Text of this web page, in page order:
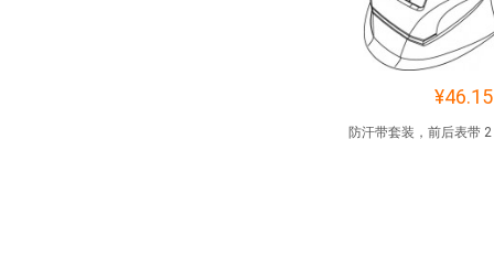
¥46.15
防汗带套装，前后表带